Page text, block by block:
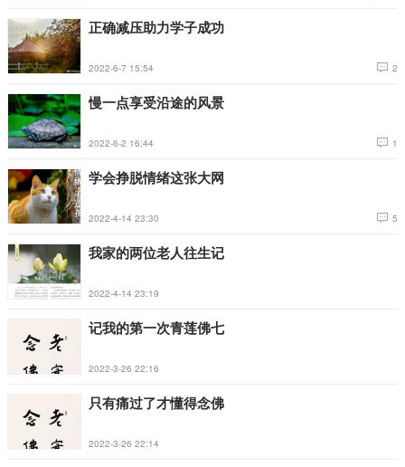
正确减压助力学子成功
2022-6-7 15:54 2
慢一点享受沿途的风景
2022-6-2 16:44 1
学会挣脱情绪这张大网
2022-4-14 23:30 5
我家的两位老人往生记
2022-4-14 23:19
记我的第一次青莲佛七
2022-3-26 22:16
只有痛过了才懂得念佛
2022-3-26 22:14